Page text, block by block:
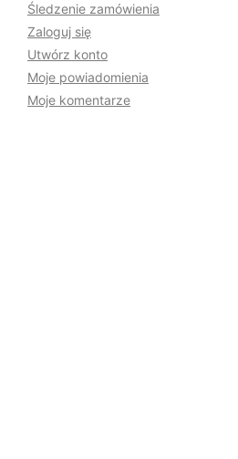
Śledzenie zamówienia
Zaloguj się
Utwórz konto
Moje powiadomienia
Moje komentarze